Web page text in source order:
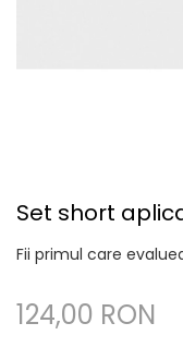
Set short
Fii primul care
124,00 RON